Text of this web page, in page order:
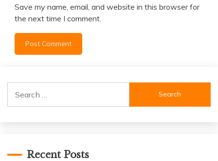
Save my name, email, and website in this browser for
the next time I comment.
for:
Recent Posts